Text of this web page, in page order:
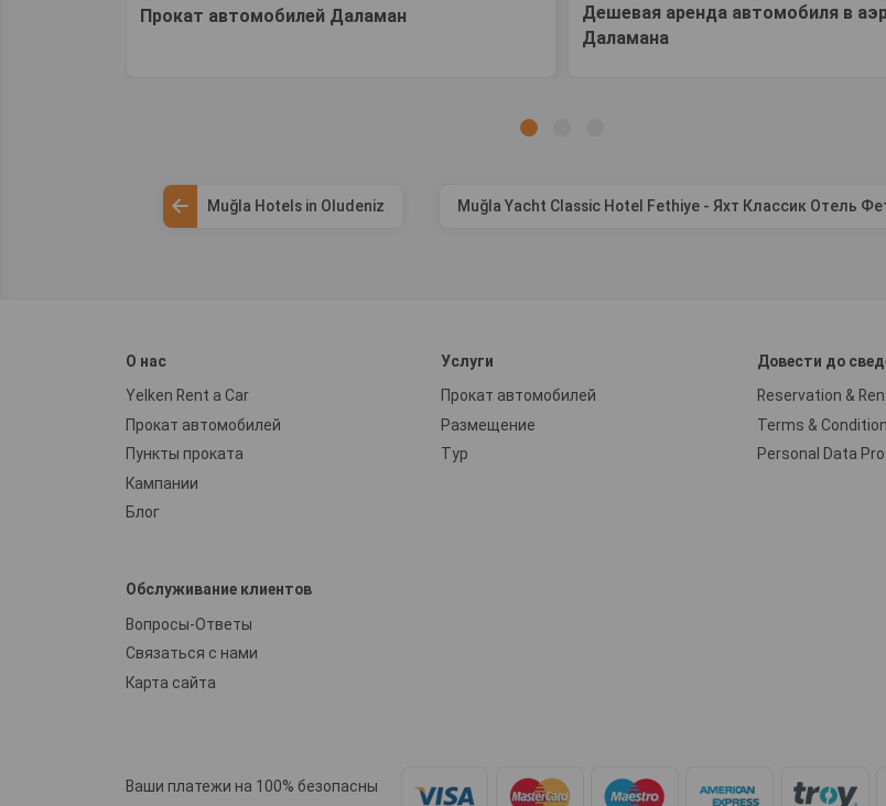
Прокат автомобилей Даламан
Дешевая аренда автомобиля в
Даламана
Muğla Hotels in Oludeniz Muğla Yacht Classic Hotel Fethiye - Яхт Классик Отель
О нас
Yelken Rent a Car
Прокат автомобилей
Пункты проката
Кампании
Блог
Услуги
Прокат автомобилей
Размещение
Тур
Довести до
Reservation &
Terms &
Personal Data
Обслуживание клиентов
Вопросы-Ответы
Связаться с нами
Карта сайта
Ваши платежи на 100% безопасны